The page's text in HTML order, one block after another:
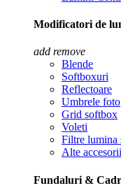
Modificatori de
add remove
Blende
Softboxuri
Reflectoare
Umbrele foto
Grid softbox
Voleti
Filtre lumina
Alte accesorii
Fundaluri &